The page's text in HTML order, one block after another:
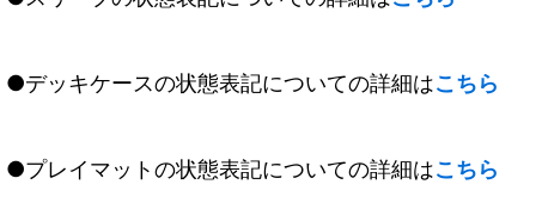
●デッキケースの状態表記についての詳細はこちら
●プレイマットの状態表記についての詳細はこちら